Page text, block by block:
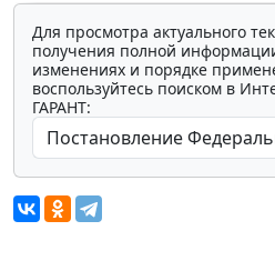
Для просмотра актуального
получения полной
изменениях и порядке
воспользуйтесь поиском в
ГАРАНТ: